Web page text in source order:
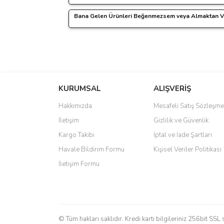
problemden kendimizi sorumlu tutuyoruz.
Ürünlerinizin size zarar görmeden
Her şeye rağmen bir sorun
Öncelikle bu gibi durumların yaşanmaması
Yine de böyle bir durumla karşılaşırsanız
Bana Gelen Ürünleri Beğenmezsem veya Almaktan
KURUMSAL
Hakkımızda
İletişim
Kargo Takibi
Havale Bildirim Formu
İletişim Formu
ALIŞVERİŞ
Mesafeli Satış
Gizlilik ve Güvenlik
İptal ve İade Şartları
Kişisel Veriler Politikası
© Tüm hakları saklıdır. Kredi kartı bilgileriniz 256bit SSL